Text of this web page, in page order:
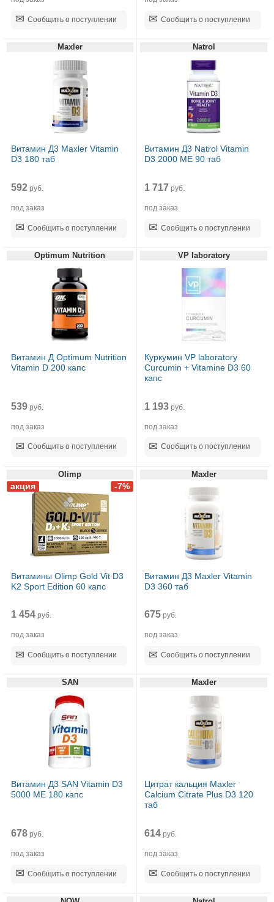
Сообщить о поступлении Сообщить о поступлении
Maxler
Витамин Д3 Maxler Vitamin
D3 180 таб
592руб.
под заказ
Сообщить о поступлении
Natrol
Витамин Д3 Natrol Vitamin
D3 2000 МЕ 90 таб
1 717 руб.
под заказ
Сообщить о поступлении
Optimum Nutrition
Витамин Д Optimum Nutrition
Vitamin D 200 капс
539руб.
под заказ
Сообщить о поступлении
VP laboratory
Куркумин VP laboratory
Curcumin + Vitamine D3 60
капс
1 193 руб.
под заказ
Сообщить о поступлении
Olimp
Витамины Olimp Gold Vit D3
K2 Sport Edition 60 капс
1 454руб.
под заказ
Сообщить о поступлении
Maxler
Витамин Д3 Maxler Vitamin
D3 360 таб
675 руб.
под заказ
Сообщить о поступлении
SAN
Витамин Д3 SAN Vitamin D3
5000 МЕ 180 капс
678руб.
под заказ
Сообщить о поступлении
Maxler
Цитрат кальция Maxler
Calcium Citrate Plus D3 120
таб
614 руб.
под заказ
Сообщить о поступлении